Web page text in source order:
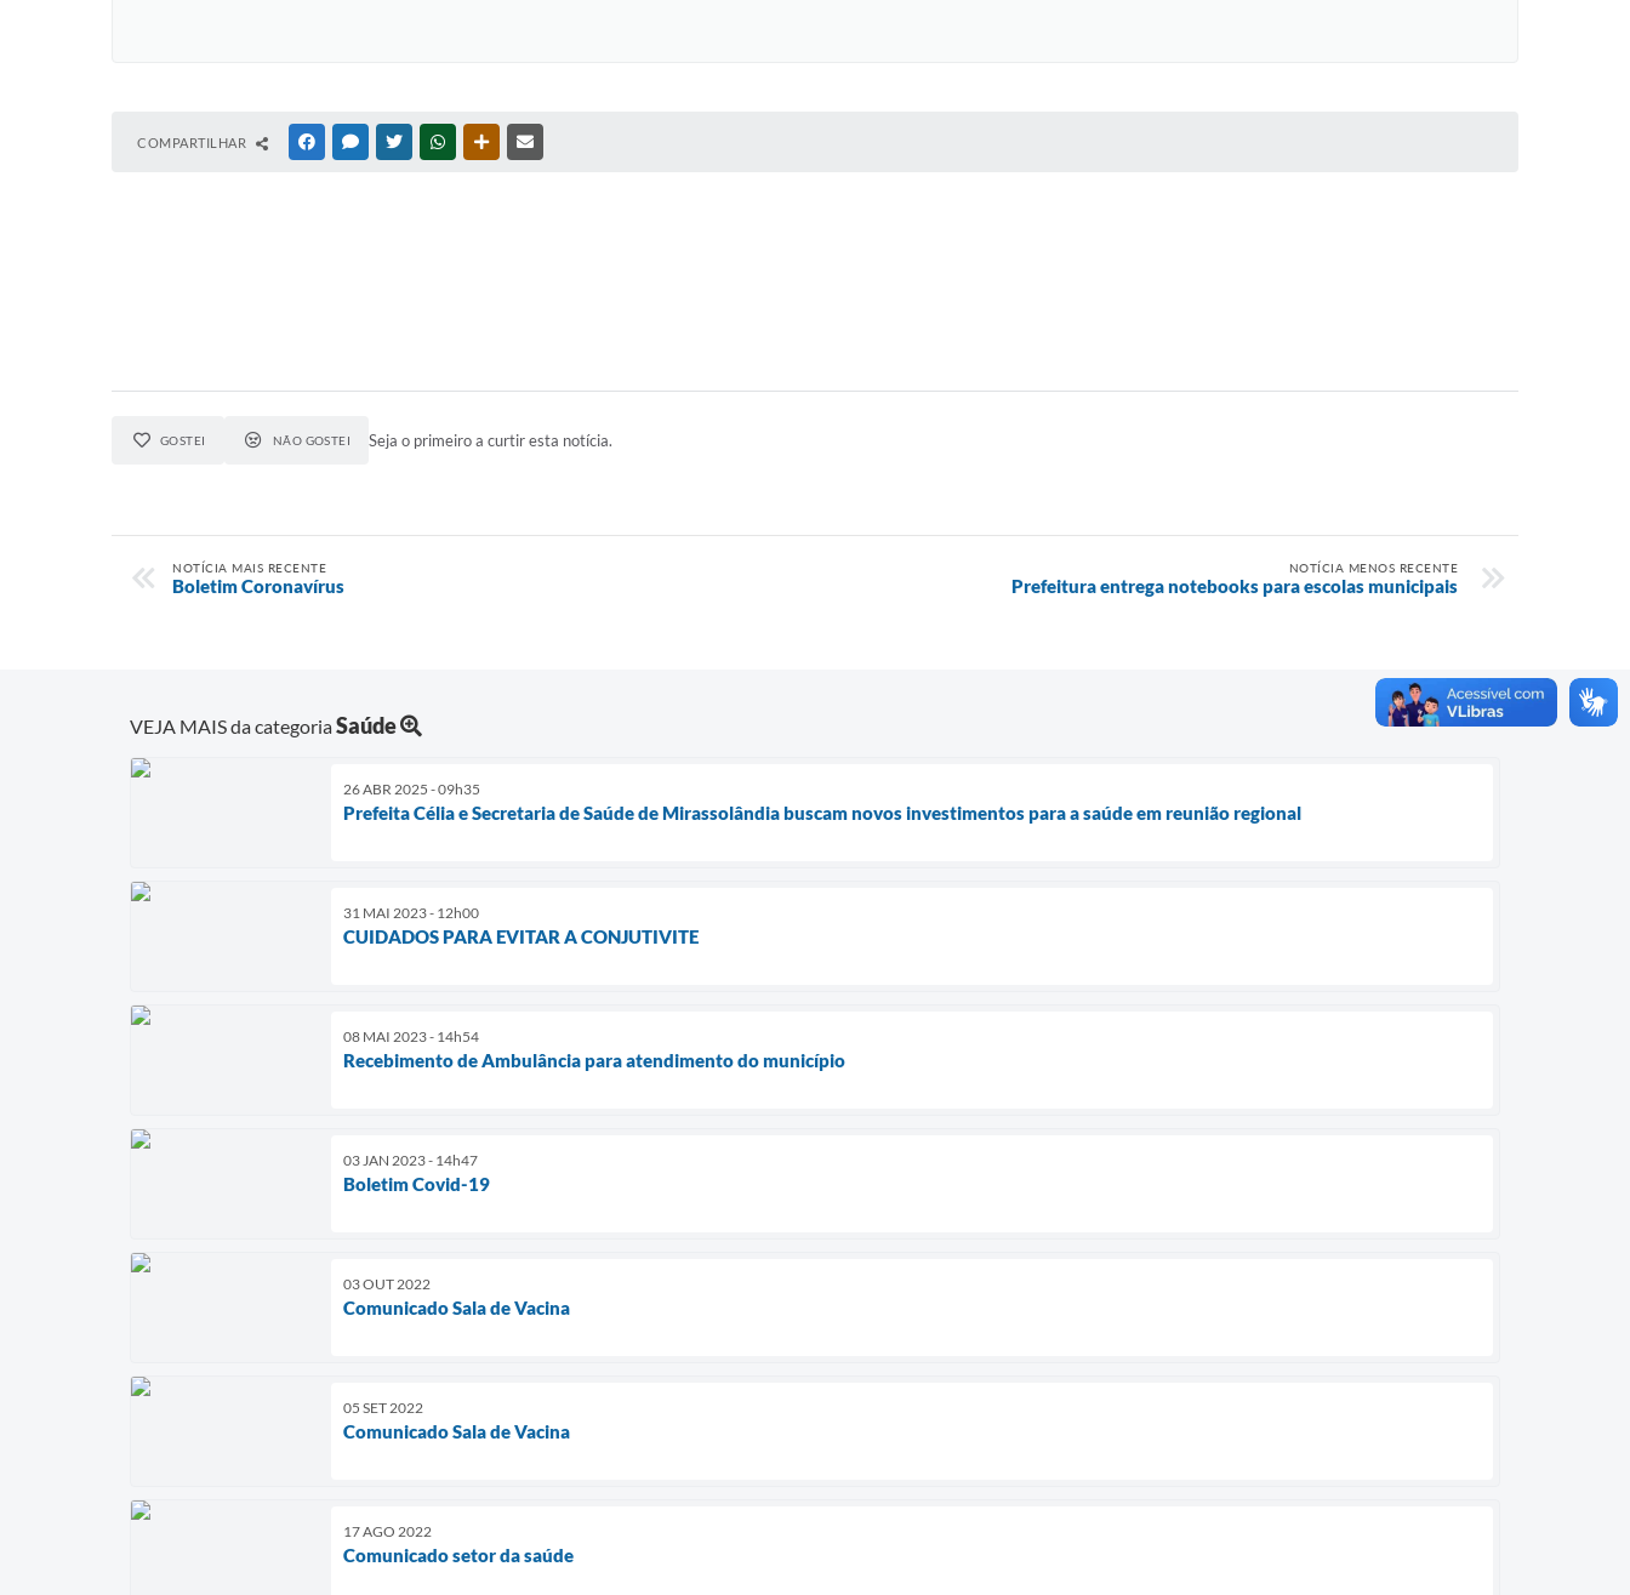
COMPARTILHAR FACEBOOKMESSENGER
TWITTERWHATSAPPOUTRAS MÍDIAS
GOSTEI NÃO GOSTEI Seja o primeiro a curtir esta notícia.
NOTÍCIA MAIS RECENTE
Boletim Coronavírus
NOTÍCIA MENOS RECENTE
Prefeitura entrega notebooks para escolas municipais
VEJA MAIS da categoriaSaúde
26 ABR 2025 - 09h35
Prefeita Célia e Secretaria de Saúde de Mirassolândia buscam novos investimentos para a saúde em reunião regional
31 MAI 2023 - 12h00
CUIDADOS PARA EVITAR A CONJUTIVITE
08 MAI 2023 - 14h54
Recebimento de Ambulância para atendimento do município
03 JAN 2023 - 14h47
Boletim Covid-19
03 OUT 2022
Comunicado Sala de Vacina
05 SET 2022
Comunicado Sala de Vacina
17 AGO 2022
Comunicado setor da saúde